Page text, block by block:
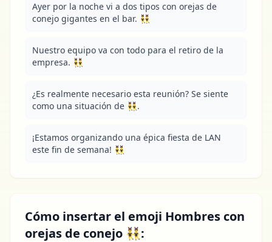
Ayer por la noche vi a dos tipos con orejas de
conejo gigantes en el bar. 👯‍♂️
Nuestro equipo va con todo para el retiro de la
empresa. 👯‍♂️
¿Es realmente necesario esta reunión? Se siente
como una situación de 👯‍♂️.
¡Estamos organizando una épica fiesta de LAN
este fin de semana! 👯‍♂️
Cómo insertar el emoji Hombres con
orejas de conejo 👯‍♂️: